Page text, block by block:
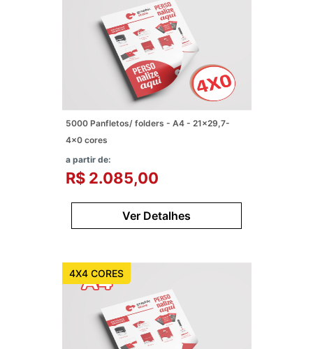
5000 Panfletos/ folders - A4 - 21x29,7-
4x0 cores
a partir de:
R$ 2.085,00
Ver Detalhes
4X4 CORES